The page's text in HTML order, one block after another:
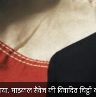
माइकल सैवेज की विवादित चिट्ठी